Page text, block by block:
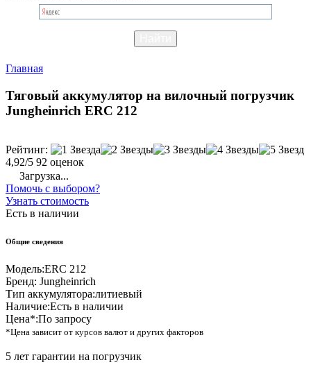
Главная
Тяговый аккумулятор на вилочный погрузчик
Jungheinrich ERC 212
Рейтинг:
4,92/5 92 оценок
Загрузка...
Помочь с выбором?
Узнать стоимость
Есть в наличии
Общие сведения
Модель:ERC 212
Бренд: Jungheinrich
Тип аккумулятора:литиевый
Наличие:Есть в наличии
Цена*:По запросу
*Цена зависит от курсов валют и других факторов
5 лет гарантии на погрузчик